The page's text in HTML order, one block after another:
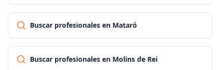
Buscar profesionales en Mataró
Buscar profesionales en Molins de Rei